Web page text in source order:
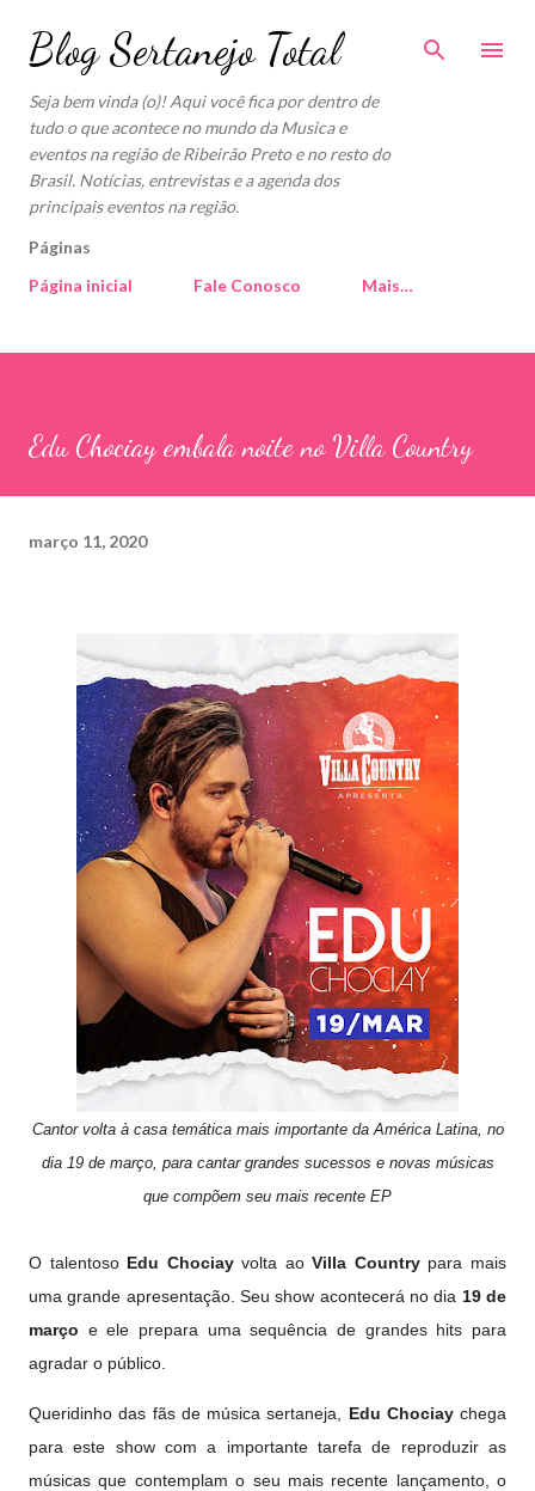
Pular para o conteúdo principal
Blog Sertanejo Total
Seja bem vinda (o)! Aqui você fica por dentro de
tudo o que acontece no mundo da Musica e
eventos na região de Ribeirão Preto e no resto do
Brasil. Notícias, entrevistas e a agenda dos
principais eventos na região.
Páginas
Página inicial
Fale Conosco Mais…
Edu Chociay embala noite no Villa Country
março 11, 2020
Cantor volta à casa temática mais importante da América Latina, no
dia 19 de março, para cantar grandes sucessos e novas músicas
que compõem seu mais recente EP
O talentosoEdu Chociayvolta aoVilla Countrypara mais
uma grande apresentação. Seu show acontecerá no dia 19 de
março e ele prepara uma sequência de grandes hits para
agradar o público.
Queridinho das fãs de música sertaneja, Edu Chociaychega
para este show com a importante tarefa de reproduzir as
músicas que contemplam o seu mais recente lançamento, o